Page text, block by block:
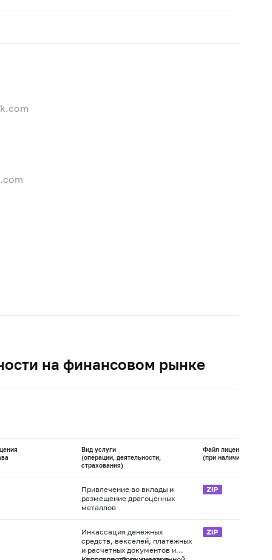
на финансовом рынке
Вид услуги
(операции, деятельности,
страхования)
Файл лицензии
(при наличии)
Привлечение во вклады и
размещение драгоценных
металлов
Инкассация денежных
средств, векселей, платежных
и расчетных документов и